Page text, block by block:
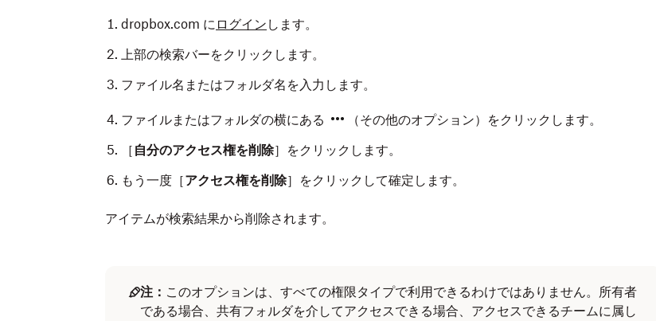
dropbox.com に ログイン します。
上部の検索バーをクリックします。
ファイル名またはフォルダ名を入力します。
ファイルまたはフォルダの横にある
（その他のオプション）をクリックします。
［ 自分のアクセス権を削除］をクリックします。
もう一度［アクセス権を削除］をクリックして確定します。
アイテムが検索結果から削除されます。
注： このオプションは、すべての権限タイプで利用できるわけではありません。所有者
である場合、共有フォルダを介してアクセスできる場合、アクセスできるチームに属し